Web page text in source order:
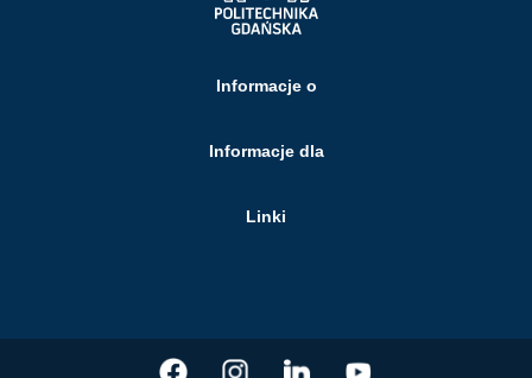
Informacje o
Informacje dla
Linki